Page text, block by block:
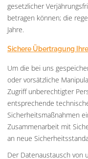
gesetzlicher
betragen können; die
Jahre.
Sichere Übertragung
Um die bei uns
oder vorsätzliche
Zugriff unberechtigter
entsprechende
Sicherheitsmaßnahmen
Zusammenarbeit mit
an neue
Der Datenaustausch von